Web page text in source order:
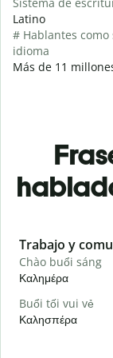
Latino
# Hablantes como
idioma
Más de 11
Slide 1 of 6
Trabajo y
Chào buổi sáng
Καλημέρα
Buổi tối vui vẻ
Καλησπέρα